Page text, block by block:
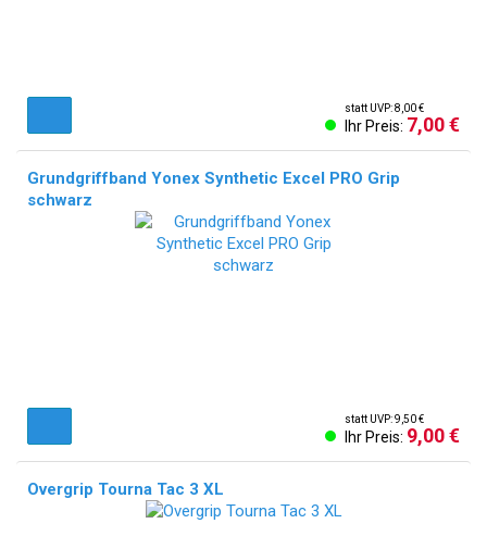
statt UVP: 8,00 €
Ihr Preis: 7,00 €
Grundgriffband Yonex Synthetic Excel PRO Grip
schwarz
statt UVP: 9,50 €
Ihr Preis: 9,00 €
Overgrip Tourna Tac 3 XL